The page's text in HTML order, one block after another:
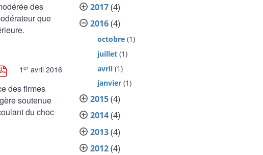
des
que
1 eravril 2016
des firmes
soutenue
du choc
2017(4)
2016(4)
octobre (1)
juillet (1)
avril (1)
janvier (1)
2015(4)
2014(4)
2013(4)
2012(4)